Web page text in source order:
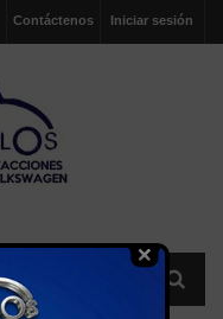
Iniciar sesión
Contáctenos